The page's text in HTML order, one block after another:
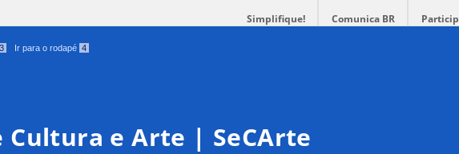
Simplifique! Comunica BR
3 Ir para o rodapé 4
Cultura e Arte | SeCArte